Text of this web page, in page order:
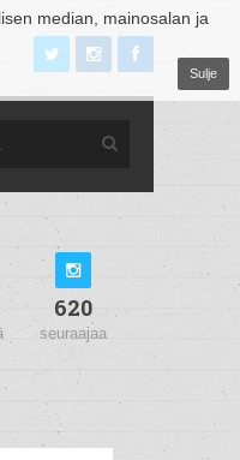
median, mainosalan ja
Sulje
620
seuraajaa